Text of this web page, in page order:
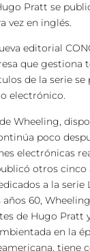
Pratt se
vez en inglés.
editorial
que gestiona
de la serie
electrónico.
Wheeling,
poco
electrónicas
otros cinco
a la serie
60,
de Hugo Pratt
en la
tiene